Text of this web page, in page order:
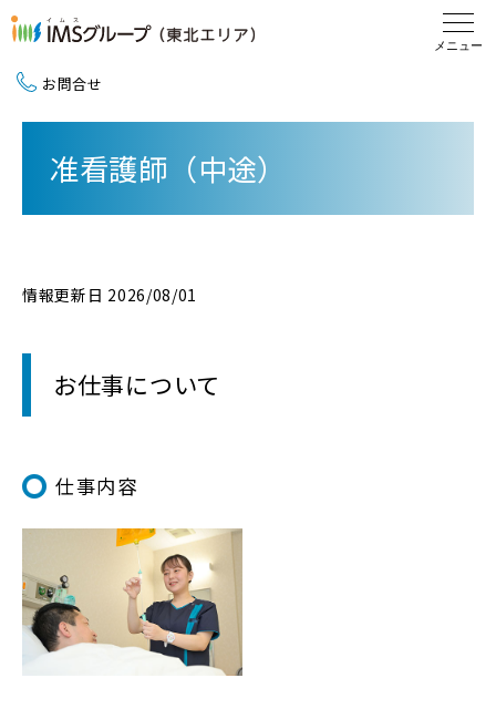
お問合せ
准看護師（中途）
情報更新日 2026/08/01
お仕事について
仕事内容